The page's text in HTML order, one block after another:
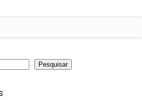
Pesquisar